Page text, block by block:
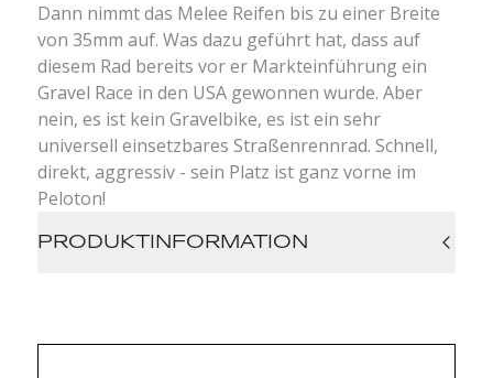
Dann nimmt das Melee Reifen bis zu einer Breite
von 35mm auf. Was dazu geführt hat, dass auf
diesem Rad bereits vor er Markteinführung ein
Gravel Race in den USA gewonnen wurde. Aber
nein, es ist kein Gravelbike, es ist ein sehr
universell einsetzbares Straßenrennrad. Schnell,
direkt, aggressiv - sein Platz ist ganz vorne im
Peloton!
PRODUKTINFORMATION
x 12mm Gabel M.O.D Carbon Gabel für Flat